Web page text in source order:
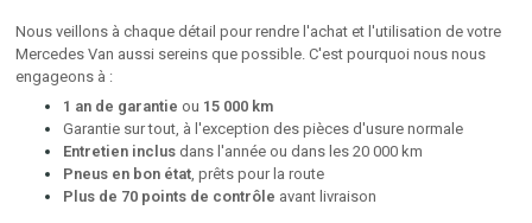
Nous veillons à chaque détail pour rendre l'achat et l'utilisation de votre
Mercedes Van aussi sereins que possible. C'est pourquoi nous nous
engageons à :
1 an de garantie ou 15 000 km
Garantie sur tout, à l'exception des pièces d'usure normale
Entretien inclus dans l'année ou dans les 20 000 km
Pneus en bon état, prêts pour la route
Plus de 70 points de contrôle avant livraison